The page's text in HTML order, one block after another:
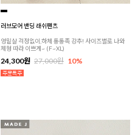
러브모어 밴딩 래쉬팬츠
엉밑살 걱정없이,하체 통통족 강추! 사이즈별로 나와
체형 따라 이쁘게~ (F~XL)
24,300원 27,000원 10%